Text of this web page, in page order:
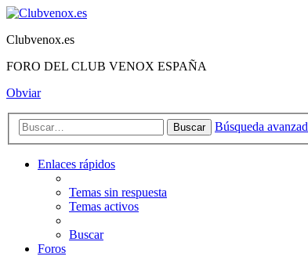
Clubvenox.es
FORO DEL CLUB VENOX ESPAÑA
Obviar
Buscar Búsqueda
Enlaces rápidos
Temas sin respuesta
Temas activos
Buscar
Foros